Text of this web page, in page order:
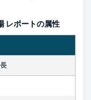
レポートの属性